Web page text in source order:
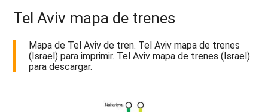
Tel Aviv mapa de trenes
Mapa de Tel Aviv de tren. Tel Aviv mapa de trenes
(Israel) para imprimir. Tel Aviv mapa de trenes (Israel)
para descargar.